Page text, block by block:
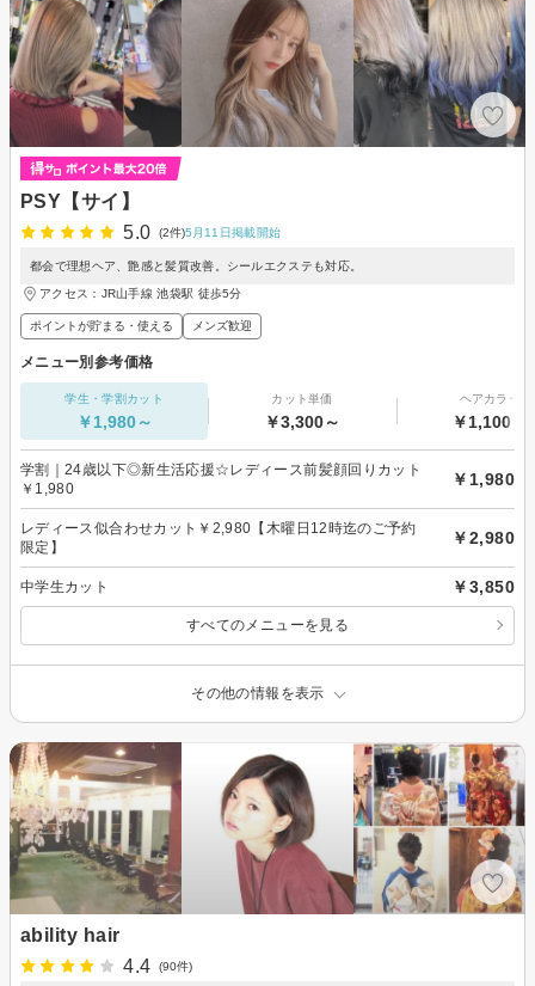
PSY【サイ】
5.0
(2件)5月11日掲載開始
都会で理想ヘア、艶感と髪質改善。シールエクステも対応。
アクセス：JR山手線 池袋駅 徒歩5分
ポイントが貯まる・使える メンズ歓迎
メニュー別参考価格
学生・学割カット
￥1,980～
カット単価
￥3,300～
ヘアカラー
￥1,100～
学割｜24歳以下◎新生活応援☆レディース前髪顔回りカット
￥1,980
￥1,980
レディース似合わせカット￥2,980【木曜日12時迄のご予約
限定】
￥2,980
中学生カット ￥3,850
すべてのメニューを見る
その他の情報を表示
ability hair
4.4
(90件)